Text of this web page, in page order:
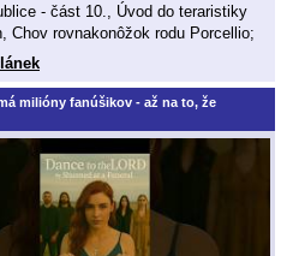
- část 10., Úvod do teraristiky
Chov rovnakonôžok rodu Porcellio;
milióny fanúšikov - až na to, že